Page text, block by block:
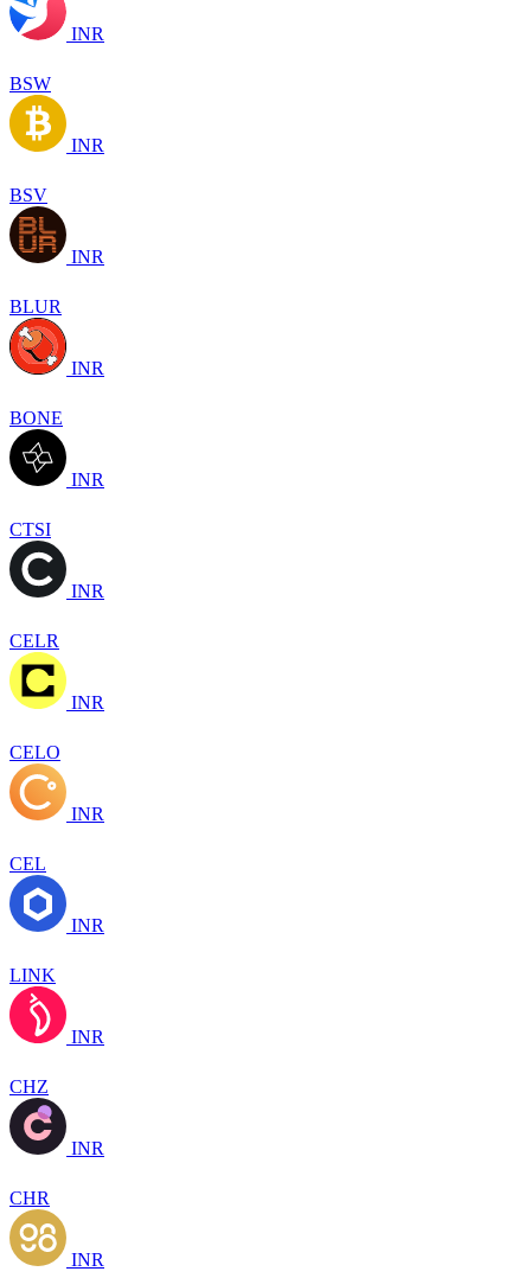
INR
BSW
INR
BSV
INR
BLUR
INR
BONE
INR
CTSI
INR
CELR
INR
CELO
INR
CEL
INR
LINK
INR
CHZ
INR
CHR
INR